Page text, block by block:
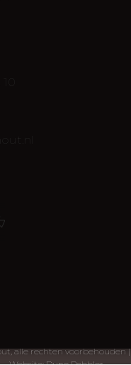
alle rechten voorbehouden |